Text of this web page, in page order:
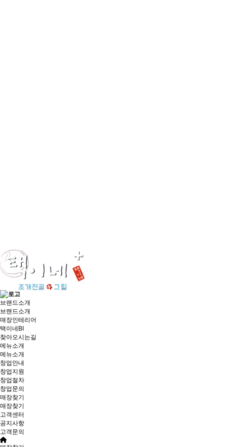
브랜드소개
브랜드소개
매장인테리어
택이네BI
찾아오시는길
메뉴소개
메뉴소개
창업안내
창업지원
창업절차
창업문의
매장찾기
매장찾기
고객센터
공지사항
고객문의